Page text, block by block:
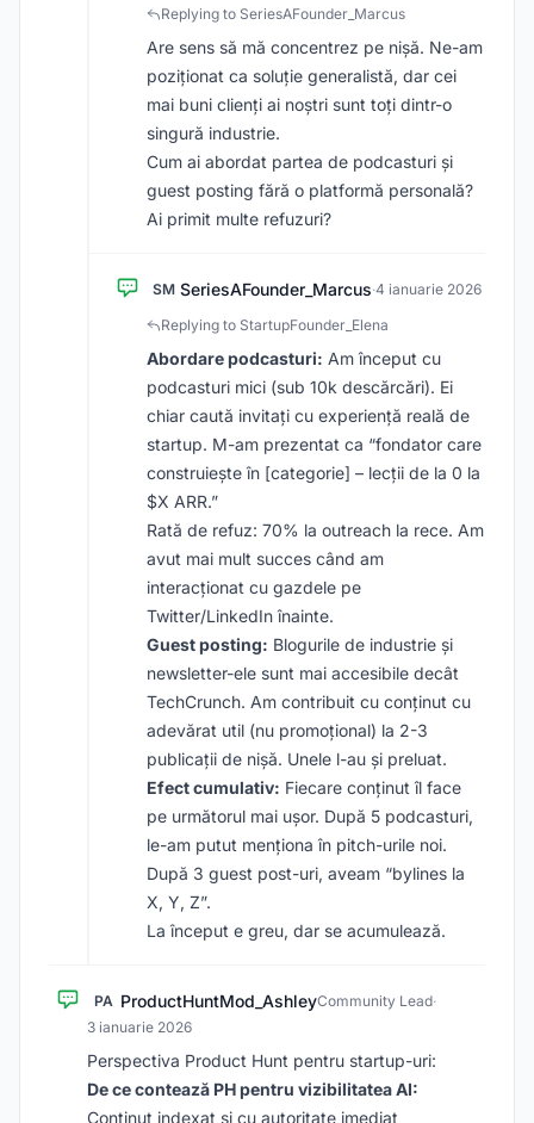
Replying to SeriesAFounder_Marcus
Are sens să mă concentrez pe nișă. Ne-am
poziționat ca soluție generalistă, dar cei
mai buni clienți ai noștri sunt toți dintr-o
singură industrie.
Cum ai abordat partea de podcasturi și
guest posting fără o platformă personală?
Ai primit multe refuzuri?
SM SeriesAFounder_Marcus·4 ianuarie 2026
Replying to StartupFounder_Elena
Abordare podcasturi: Am început cu
podcasturi mici (sub 10k descărcări). Ei
chiar caută invitați cu experiență reală de
startup. M-am prezentat ca “fondator care
construiește în [categorie] – lecții de la 0 la
$X ARR.”
Rată de refuz: 70% la outreach la rece. Am
avut mai mult succes când am
interacționat cu gazdele pe
Twitter/LinkedIn înainte.
Guest posting: Blogurile de industrie și
newsletter-ele sunt mai accesibile decât
TechCrunch. Am contribuit cu conținut cu
adevărat util (nu promoțional) la 2-3
publicații de nișă. Unele l-au și preluat.
Efect cumulativ: Fiecare conținut îl face
pe următorul mai ușor. După 5 podcasturi,
le-am putut menționa în pitch-urile noi.
După 3 guest post-uri, aveam “bylines la
X, Y, Z”.
La început e greu, dar se acumulează.
PA ProductHuntMod_AshleyCommunity Lead·
3 ianuarie 2026
Perspectiva Product Hunt pentru startup-uri:
De ce contează PH pentru vizibilitatea AI:
Conținut indexat și cu autoritate imediat